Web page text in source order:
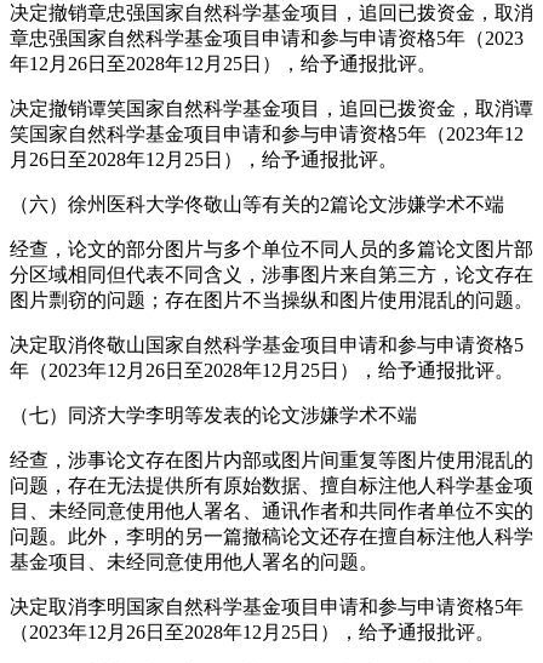
决定撤销章忠强国家自然科学基金项目，追回已拨资金，取消
章忠强国家自然科学基金项目申请和参与申请资格5年（2023
年12月26日至2028年12月25日），给予通报批评。
决定撤销谭笑国家自然科学基金项目，追回已拨资金，取消谭
笑国家自然科学基金项目申请和参与申请资格5年（2023年12
月26日至2028年12月25日），给予通报批评。
（六）徐州医科大学佟敬山等有关的2篇论文涉嫌学术不端
经查，论文的部分图片与多个单位不同人员的多篇论文图片部
分区域相同但代表不同含义，涉事图片来自第三方，论文存在
图片剽窃的问题；存在图片不当操纵和图片使用混乱的问题。
决定取消佟敬山国家自然科学基金项目申请和参与申请资格5
年（2023年12月26日至2028年12月25日），给予通报批评。
（七）同济大学李明等发表的论文涉嫌学术不端
经查，涉事论文存在图片内部或图片间重复等图片使用混乱的
问题，存在无法提供所有原始数据、擅自标注他人科学基金项
目、未经同意使用他人署名、通讯作者和共同作者单位不实的
问题。此外，李明的另一篇撤稿论文还存在擅自标注他人科学
基金项目、未经同意使用他人署名的问题。
决定取消李明国家自然科学基金项目申请和参与申请资格5年
（2023年12月26日至2028年12月25日），给予通报批评。